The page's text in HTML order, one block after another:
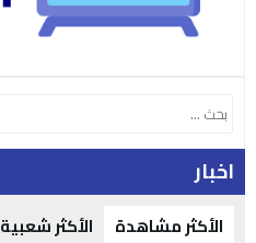
اخبار
الأكثر مشاهدة الأكثر شعبية